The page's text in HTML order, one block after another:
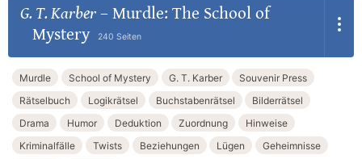
G. T. Karber– Murdle: The School of
Mystery
240 Seiten
Murdle School of Mystery G. T. Karber
Souvenir Press
Rätselbuch
Logikrätsel Buchstabenrätsel
Bilderrätsel
Drama
Humor Deduktion Zuordnung
Hinweise
Kriminalfälle
Twists Beziehungen Lügen
Geheimnisse